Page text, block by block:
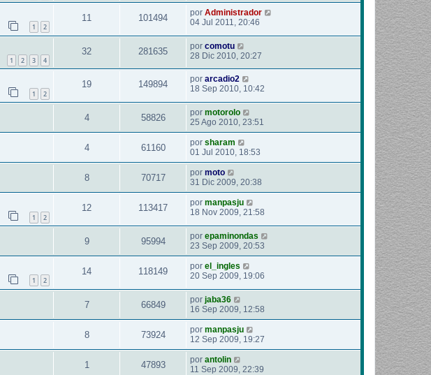
1 2
11 101494 por Administrador
04 Jul 2011, 20:46
1 2 3 4
32 281635 por comotu
28 Dic 2010, 20:27
1 2
19 149894 por arcadio2
18 Sep 2010, 10:42
4 58826 por motorolo
25 Ago 2010, 23:51
4 61160 por sharam
01 Jul 2010, 18:53
8 70717 por moto
31 Dic 2009, 20:38
1 2
12 113417 por manpasju
18 Nov 2009, 21:58
9 95994 por epaminondas
23 Sep 2009, 20:53
1 2
14 118149 por el_ingles
20 Sep 2009, 19:06
7 66849 por jaba36
16 Sep 2009, 12:58
8 73924 por manpasju
12 Sep 2009, 19:27
1 47893 por antolin
11 Sep 2009, 22:39